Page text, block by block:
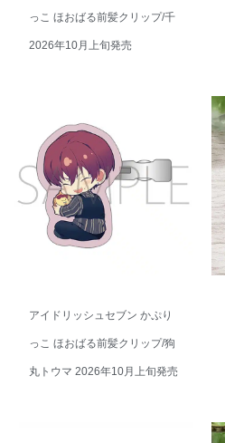
っこ ほおばる前髪クリップ/千
2026年10月上旬発売
アイドリッシュセブン かぷり
っこ ほおばる前髪クリップ/狗
丸トウマ 2026年10月上旬発売